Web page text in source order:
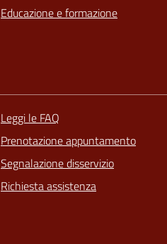
Educazione e formazione
Leggi le FAQ
Prenotazione appuntamento
Segnalazione disservizio
Richiesta assistenza